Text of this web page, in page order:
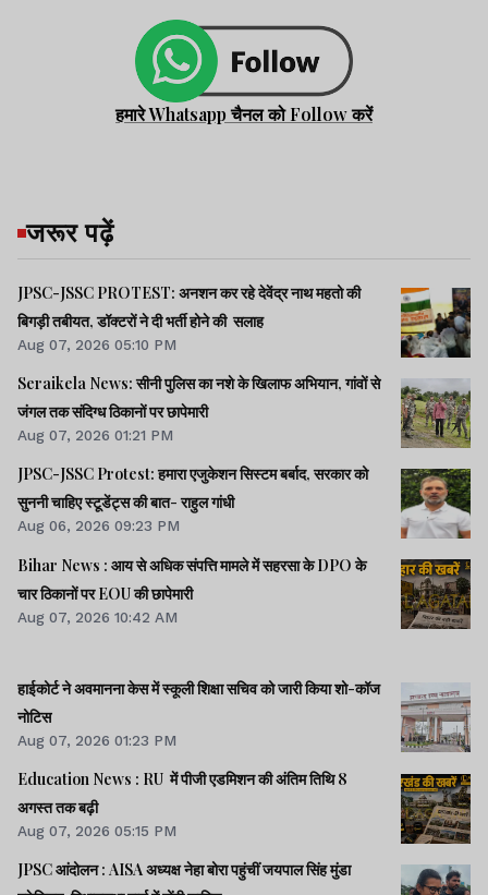
हमारे Whatsapp चैनल को Follow करें
जरूर पढ़ें
JPSC-JSSC PROTEST: अनशन कर रहे देवेंद्र नाथ महतो की
बिगड़ी तबीयत, डॉक्टरों ने दी भर्ती होने की सलाह
Aug 07, 2026 05:10 PM
Seraikela News: सीनी पुलिस का नशे के खिलाफ अभियान, गांवों से
जंगल तक संदिग्ध ठिकानों पर छापेमारी
Aug 07, 2026 01:21 PM
JPSC-JSSC Protest: हमारा एजुकेशन सिस्टम बर्बाद, सरकार को
सुननी चाहिए स्टूडेंट्स की बात- राहुल गांधी
Aug 06, 2026 09:23 PM
Bihar News : आय से अधिक संपत्ति मामले में सहरसा के DPO के
चार ठिकानों पर EOU की छापेमारी
Aug 07, 2026 10:42 AM
हाईकोर्ट ने अवमानना केस में स्कूली शिक्षा सचिव को जारी किया शो-कॉज
नोटिस
Aug 07, 2026 01:23 PM
Education News : RU में पीजी एडमिशन की अंतिम तिथि 8
अगस्त तक बढ़ी
Aug 07, 2026 05:15 PM
JPSC आंदोलन : AISA अध्यक्ष नेहा बोरा पहुंचीं जयपाल सिंह मुंडा